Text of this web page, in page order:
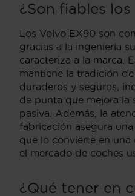
¿Son fiables
Los Volvo EX90 son
gracias a la ingeniería
caracteriza a la marca.
mantiene la tradición
duraderos y seguros,
de punta que mejora la
pasiva. Además, la
fabricación asegura
que lo convierte en
el mercado de coches
¿Qué tener en